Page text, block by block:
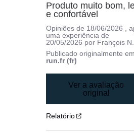
Produto muito bom,
e confortável
Opiniões de 18/06/2026 ,
uma experiência de
20/05/2026 por François N.
Publicado originalmente
run.fr (fr)
Ver a avaliação
original
Relatório